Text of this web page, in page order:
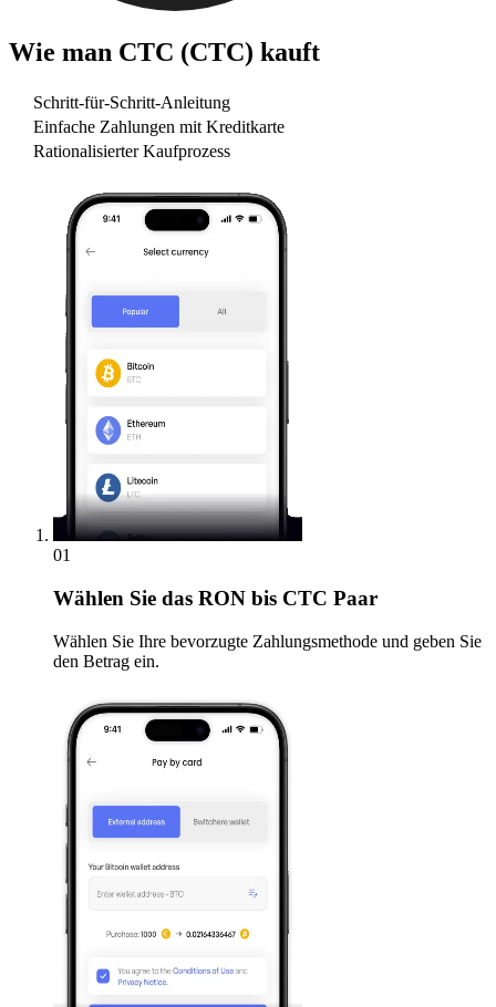
Wie man CTC (CTC) kauft
Schritt-für-Schritt-Anleitung
Einfache Zahlungen mit Kreditkarte
Rationalisierter Kaufprozess
01
Wählen Sie das RON bis CTC Paar
Wählen Sie Ihre bevorzugte Zahlungsmethode und geben Sie
den Betrag ein.